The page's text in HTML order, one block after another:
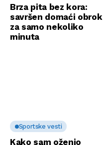
Brza pita bez kora:
savršen domaći obrok
za samo nekoliko
minuta
Sportske vesti
Kako sam oženio